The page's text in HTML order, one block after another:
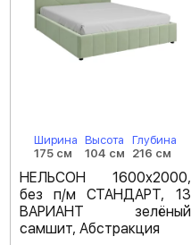
Ширина
175 см
Высота
104 см
Глубина
216 см
НЕЛЬСОН 1600х2000,
без п/м СТАНДАРТ, 13
ВАРИАНТ зелёный
самшит, Абстракция